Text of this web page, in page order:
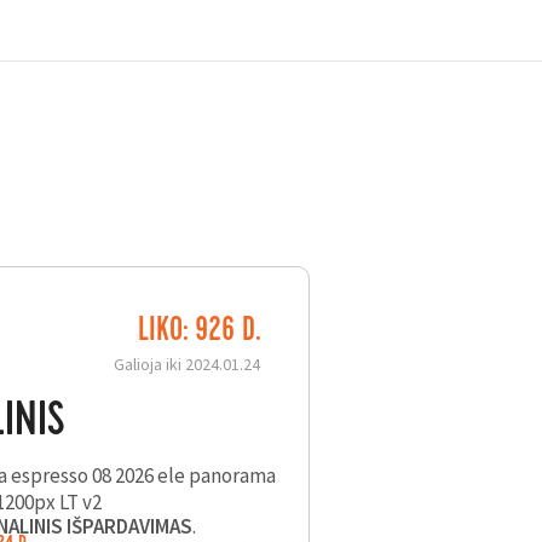
LIKO: 926 D.
Galioja iki 2024.01.24
IŠPARDAVIMAS.